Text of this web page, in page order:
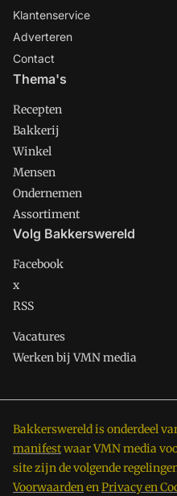
Klantenservice
Adverteren
Contact
Thema's
Recepten
Bakkerij
Winkel
Mensen
Ondernemen
Assortiment
Volg Bakkerswereld
Facebook
x
RSS
Vacatures
Werken bij VMN media
Bakkerswereld is onderdeel
manifestwaar VMN media
site zijn de volgende
VoorwaardenenPrivacy en